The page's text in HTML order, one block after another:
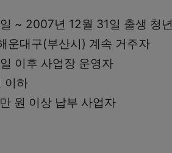
~ 2007년 12월 31일 출생 청년
운대구(부산시) 계속 거주자
이후 사업장 운영자
이하
원 이상 납부 사업자